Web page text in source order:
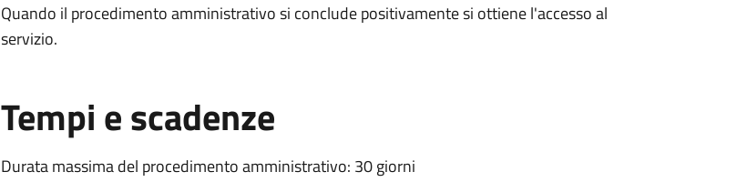
Quando il procedimento amministrativo si conclude positivamente si ottiene l'accesso al
servizio.
Tempi e scadenze
Durata massima del procedimento amministrativo: 30 giorni